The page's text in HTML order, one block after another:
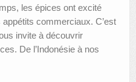
les épices ont excité
commerciaux. C’est
invite à découvrir
De l’Indonésie à nos